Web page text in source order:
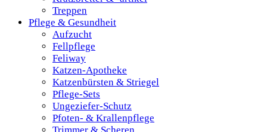
Treppen
Pflege & Gesundheit
Aufzucht
Fellpflege
Feliway
Katzen-Apotheke
Katzenbürsten & Striegel
Pflege-Sets
Ungeziefer-Schutz
Pfoten- & Krallenpflege
Trimmer & Scheren